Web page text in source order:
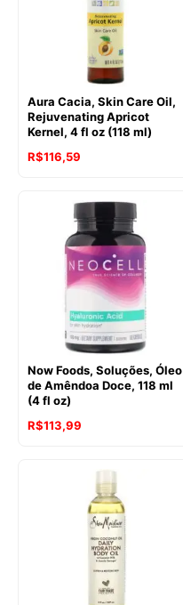
Aura Cacia, Skin Care Oil,
Rejuvenating Apricot
Kernel, 4 fl oz (118 ml)
R$116,59
Now Foods, Soluções, Óleo
de Amêndoa Doce, 118 ml
(4 fl oz)
R$113,99